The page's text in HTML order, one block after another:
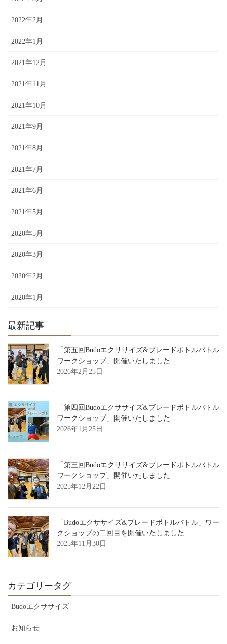
2022年2月
2022年1月
2021年12月
2021年11月
2021年10月
2021年9月
2021年8月
2021年7月
2021年6月
2021年5月
2020年5月
2020年3月
2020年2月
2020年1月
最新記事
「第五回Budoエクササイズ&ブレードボトルバトル
ワークショップ」開催いたしました
2026年2月25日
「第四回Budoエクササイズ&ブレードボトルバトル
ワークショップ」開催いたしました
2026年1月25日
「第三回Budoエクササイズ&ブレードボトルバトル
ワークショップ」開催いたしました
2025年12月22日
「Budoエクササイズ&ブレードボトルバトル」ワー
クショップの二回目を開催いたしました
2025年11月30日
カテゴリータグ
Budoエクササイズ
お知らせ